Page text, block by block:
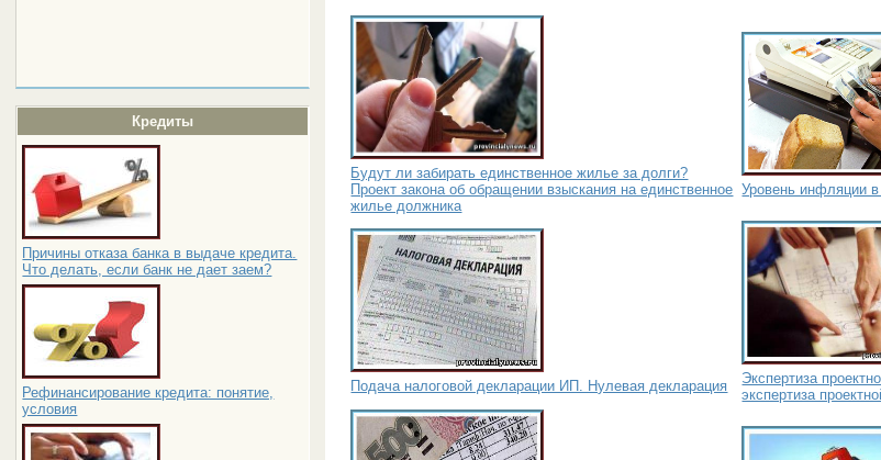
Кредиты
Причины отказа банка в выдаче кредита.
Что делать, если банк не дает заем?
Рефинансирование кредита: понятие,
условия
Будут ли забирать единственное жилье за долги?
Проект закона об обращении взыскания на единственное
жилье должника
Уровень инфляции в
Подача налоговой декларации ИП. Нулевая декларация
Экспертиза
экспертиза